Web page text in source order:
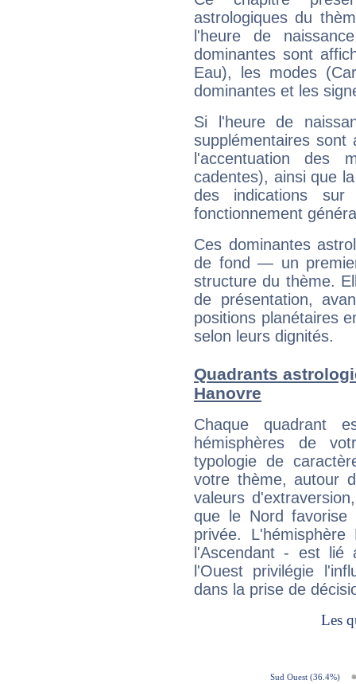
astrologiques du
l'heure de
dominantes sont
Eau), les modes
dominantes et les
Si l'heure de
supplémentaires sont
l'accentuation des
cadentes), ainsi que
des indications sur
fonctionnement
Ces dominantes
de fond — un
structure du thème.
de présentation,
positions planétaires
selon leurs dignités.
Quadrants
Hanovre
Chaque quadrant
hémisphères de
typologie de
votre thème, autour
valeurs
que le Nord favorise
privée.
l'Ascendant - est
l'Ouest privilégie
dans la prise de